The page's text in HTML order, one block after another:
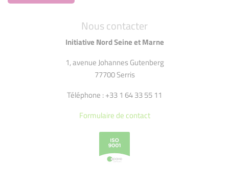
Nous contacter
Initiative Nord Seine et Marne
1, avenue Johannes Gutenberg
77700 Serris
Téléphone : +33 1 64 33 55 11
Formulaire de contact